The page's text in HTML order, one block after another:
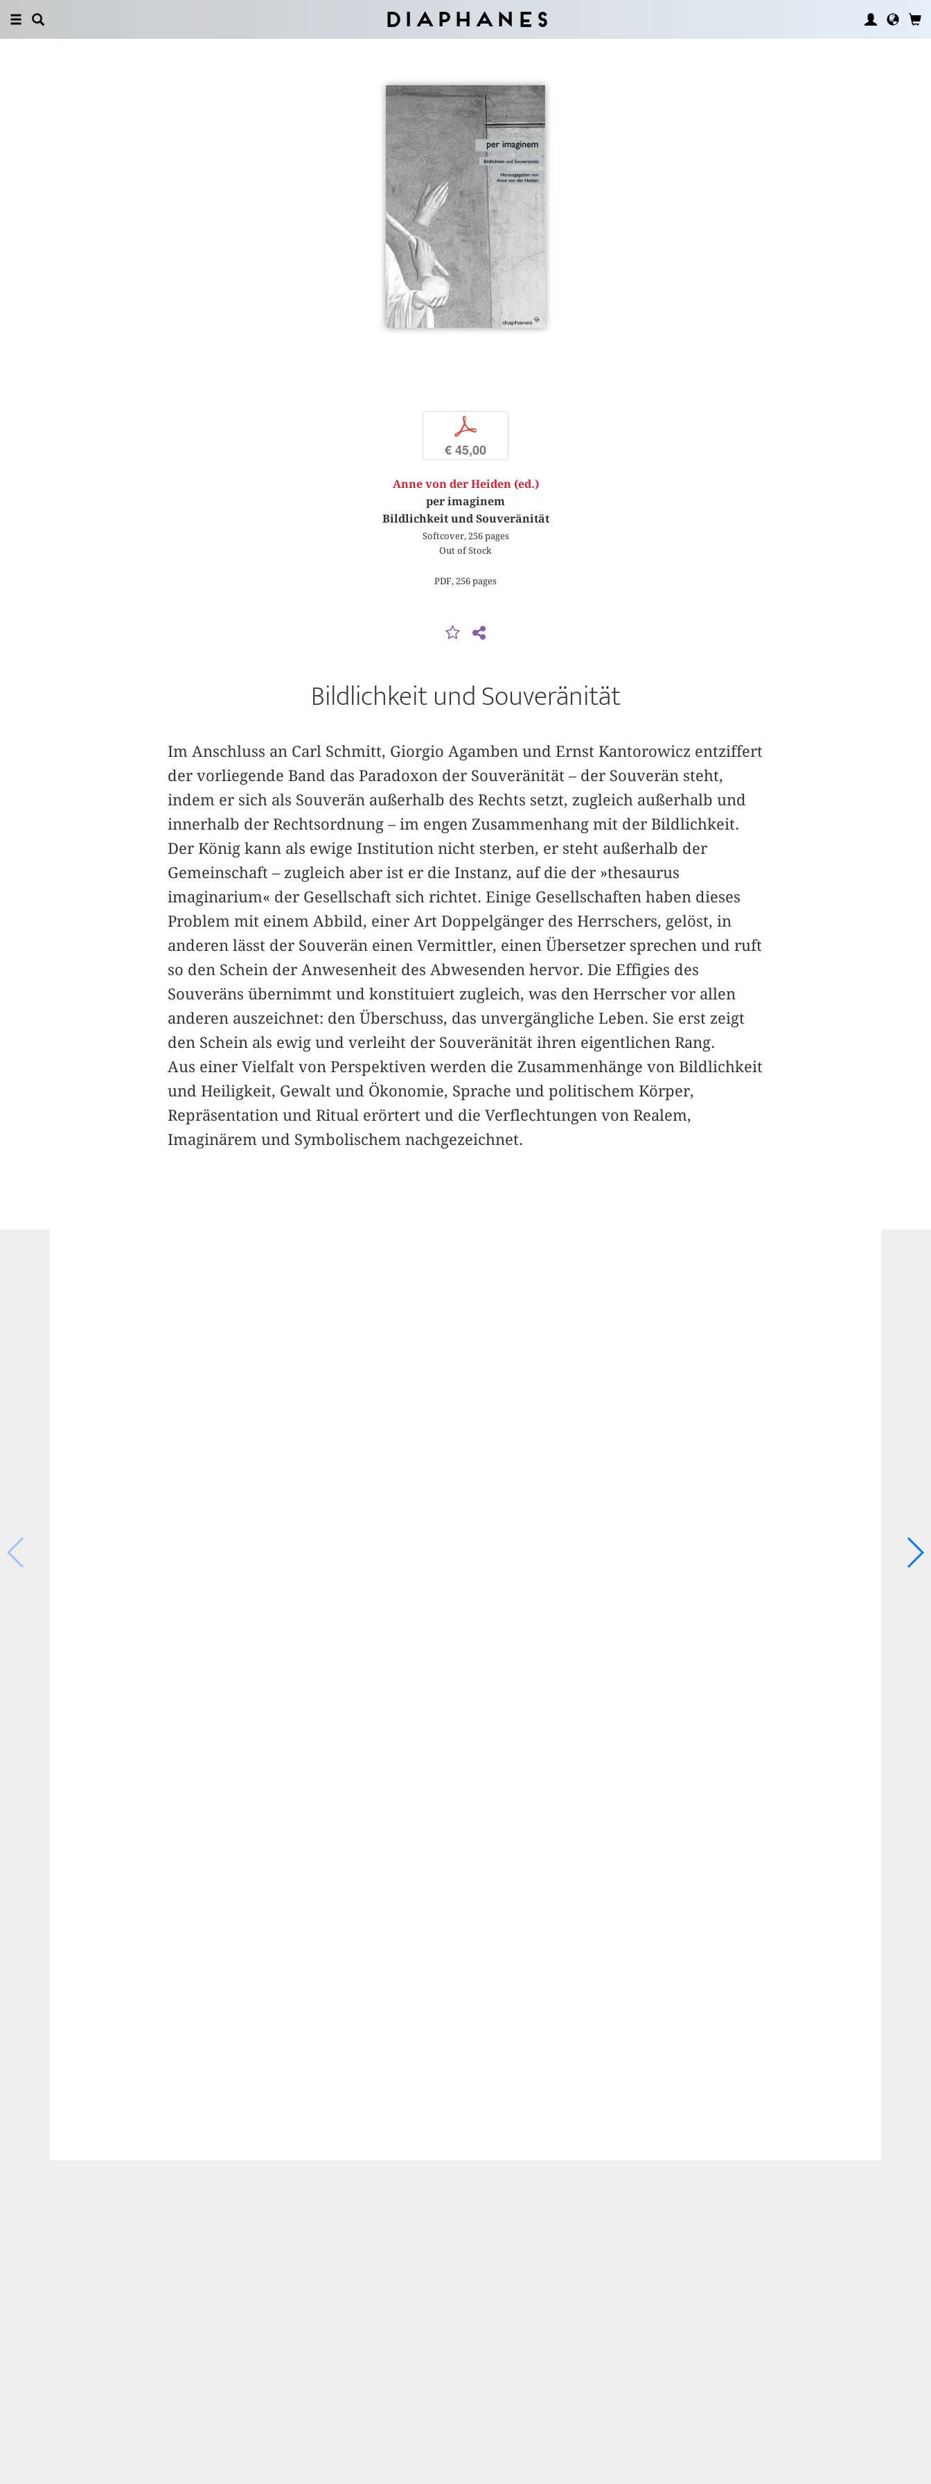
Diaphanes
p
€ 45,00
Anne von der Heiden (ed.)
per imaginem
Bildlichkeit und Souveränität
Softcover, 256 pages
Out of Stock
PDF, 256 pages
Bildlichkeit und Souveränität
Im Anschluss an Carl Schmitt, Giorgio Agamben und Ernst Kantorowicz entziffert
der vorliegende Band das Paradoxon der Souveränität – der Souverän steht,
indem er sich als Souverän außerhalb des Rechts setzt, zugleich außerhalb und
innerhalb der Rechtsordnung – im engen Zusammenhang mit der Bildlichkeit.
Der König kann als ewige Institution nicht sterben, er steht außerhalb der
Gemeinschaft – zugleich aber ist er die Instanz, auf die der »thesaurus
imaginarium« der Gesellschaft sich richtet. Einige Gesellschaften haben dieses
Problem mit einem Abbild, einer Art Doppelgänger des Herrschers, gelöst, in
anderen lässt der Souverän einen Vermittler, einen Übersetzer sprechen und ruft
so den Schein der Anwesenheit des Abwesenden hervor. Die Effigies des
Souveräns übernimmt und konstituiert zugleich, was den Herrscher vor allen
anderen auszeichnet: den Überschuss, das unvergängliche Leben. Sie erst zeigt
den Schein als ewig und verleiht der Souveränität ihren eigentlichen Rang.
Aus einer Vielfalt von Perspektiven werden die Zusammenhänge von Bildlichkeit
und Heiligkeit, Gewalt und Ökonomie, Sprache und politischem Körper,
Repräsentation und Ritual erörtert und die Verflechtungen von Realem,
Imaginärem und Symbolischem nachgezeichnet.